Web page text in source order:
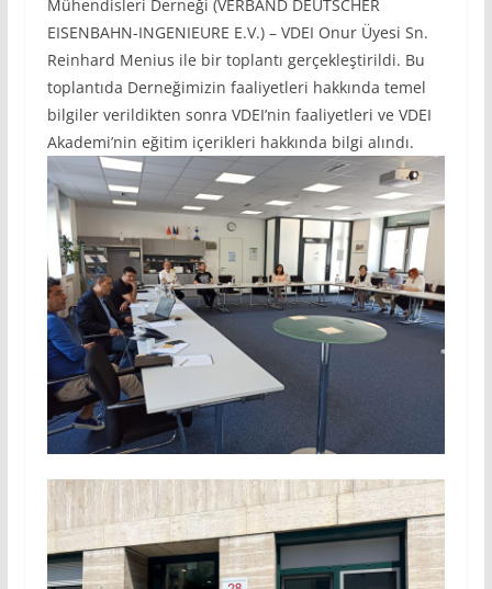
Mühendisleri Derneği (VERBAND DEUTSCHER
EISENBAHN-INGENIEURE E.V.) – VDEI Onur Üyesi Sn.
Reinhard Menius ile bir toplantı gerçekleştirildi. Bu
toplantıda Derneğimizin faaliyetleri hakkında temel
bilgiler verildikten sonra VDEI’nin faaliyetleri ve VDEI
Akademi’nin eğitim içerikleri hakkında bilgi alındı.